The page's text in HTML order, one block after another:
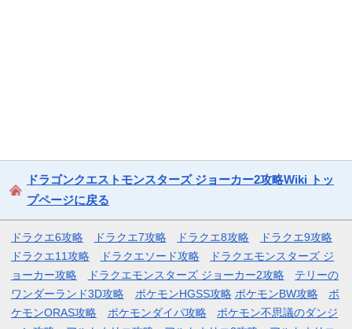
ドラゴンクエストモンスターズ ジョーカー2攻略Wiki トッ
プページに戻る
ドラクエ6攻略 ドラクエ7攻略 ドラクエ8攻略
ドラクエ9攻略
ドラクエ11攻略
ドラクエソード攻略
ドラクエモンスターズ ジ
ョーカー攻略
ドラクエモンスターズ ジョーカー2攻略
テリーの
ワンダーランド3D攻略
ポケモンHGSS攻略 ポケモンBW攻略
ポ
ケモンORAS攻略
ポケモンダイパ攻略
ポケモン不思議のダンジ